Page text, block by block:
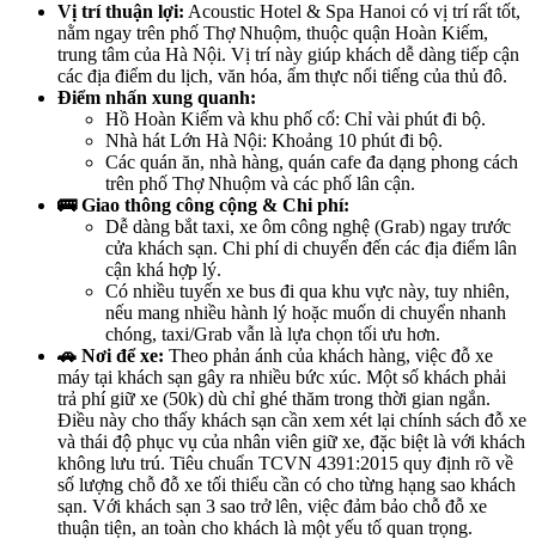
Vị trí thuận lợi: Acoustic Hotel & Spa Hanoi có vị trí rất tốt,
nằm ngay trên phố Thợ Nhuộm, thuộc quận Hoàn Kiếm,
trung tâm của Hà Nội. Vị trí này giúp khách dễ dàng tiếp cận
các địa điểm du lịch, văn hóa, ẩm thực nổi tiếng của thủ đô.
Điểm nhấn xung quanh:
Hồ Hoàn Kiếm và khu phố cổ: Chỉ vài phút đi bộ.
Nhà hát Lớn Hà Nội: Khoảng 10 phút đi bộ.
Các quán ăn, nhà hàng, quán cafe đa dạng phong cách
trên phố Thợ Nhuộm và các phố lân cận.
🚌 Giao thông công cộng & Chi phí:
Dễ dàng bắt taxi, xe ôm công nghệ (Grab) ngay trước
cửa khách sạn. Chi phí di chuyển đến các địa điểm lân
cận khá hợp lý.
Có nhiều tuyến xe bus đi qua khu vực này, tuy nhiên,
nếu mang nhiều hành lý hoặc muốn di chuyển nhanh
chóng, taxi/Grab vẫn là lựa chọn tối ưu hơn.
🚗 Nơi để xe: Theo phản ánh của khách hàng, việc đỗ xe
máy tại khách sạn gây ra nhiều bức xúc. Một số khách phải
trả phí giữ xe (50k) dù chỉ ghé thăm trong thời gian ngắn.
Điều này cho thấy khách sạn cần xem xét lại chính sách đỗ xe
và thái độ phục vụ của nhân viên giữ xe, đặc biệt là với khách
không lưu trú. Tiêu chuẩn TCVN 4391:2015 quy định rõ về
số lượng chỗ đỗ xe tối thiểu cần có cho từng hạng sao khách
sạn. Với khách sạn 3 sao trở lên, việc đảm bảo chỗ đỗ xe
thuận tiện, an toàn cho khách là một yếu tố quan trọng.